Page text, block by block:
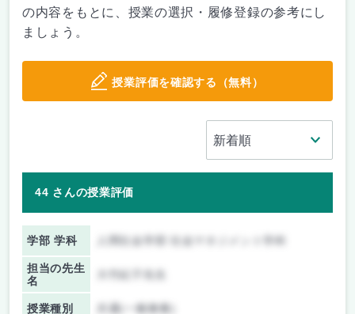
の内容をもとに、授業の選択・履修登録の参考にし
ましょう。
授業評価を確認する（無料）
44 さんの授業評価
学部 学科
担当の先生
名
授業種別 共通(一般教養)